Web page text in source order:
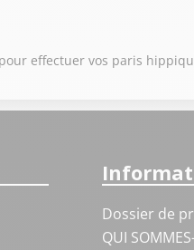
effectuer vos paris
Dossier de
QUI